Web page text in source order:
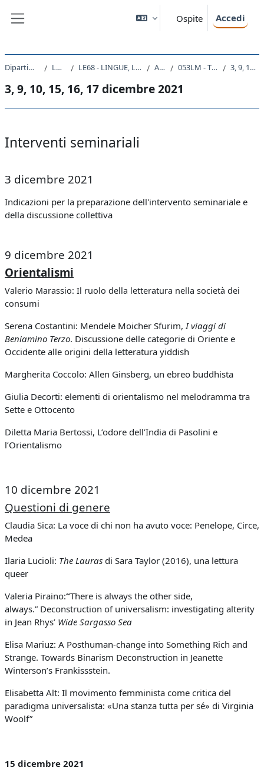
Ospite Accedi
Dipartimento di Studi Umanistici Laurea Magistrale LE68 - LINGUE, LETTERATURE STRANIERE E TURISMO CULTURALE A.A. 2021 - 2022 053LM - TEORIA DELLA LETTERATURA 2021 3, 9, 10, 15, 16, 17 dicembre 2021
3, 9, 10, 15, 16, 17 dicembre 2021
Schema della sezione
Interventi seminariali
3 dicembre 2021
Indicazioni per la preparazione dell'intervento seminariale e
della discussione collettiva
9 dicembre 2021
Orientalismi
Valerio Marassio: Il ruolo della letteratura nella società dei
consumi
Serena Costantini: Mendele Moicher Sfurim,I viaggi di
Beniamino Terzo. Discussione delle categorie di Oriente e
Occidente alle origini della letteratura yiddish
Margherita Coccolo: Allen Ginsberg, un ebreo buddhista
Giulia Decorti: elementi di orientalismo nel melodramma tra
Sette e Ottocento
Diletta Maria Bertossi, L’odore dell’India di Pasolini e
l’Orientalismo
10 dicembre 2021
Questioni di genere
Claudia Sica: La voce di chi non ha avuto voce: Penelope, Circe,
Medea
Ilaria Lucioli: The Lauras di Sara Taylor (2016), una lettura
queer
Valeria Piraino:“There is always the other side,
always.” Deconstruction of universalism: investigating alterity
in Jean Rhys’ Wide Sargasso Sea
Elisa Mariuz: A Posthuman-change into Something Rich and
Strange. Towards Binarism Deconstruction in Jeanette
Winterson’s Frankissstein.
Elisabetta Alt: Il movimento femminista come critica del
paradigma universalista: «Una stanza tutta per sé» di Virginia
Woolf”
15 dicembre 2021